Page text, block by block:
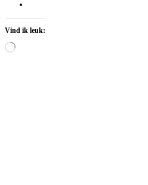
Vind ik leuk:
Aan